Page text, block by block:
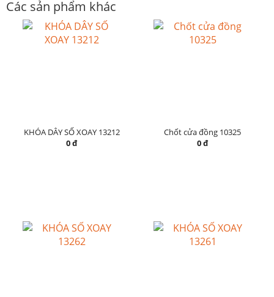
Các sản phẩm khác
KHÓA DÂY SỐ XOAY 13212
0 đ
Chốt cửa đồng 10325
0 đ